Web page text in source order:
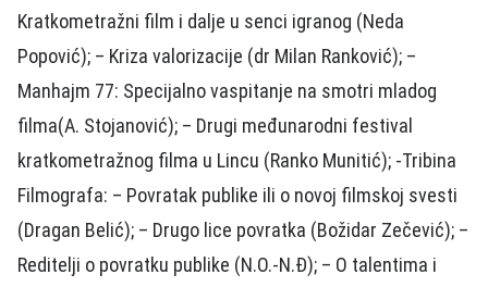
Kratkometražni film i dalje u senci igranog (Neda
Popović); – Kriza valorizacije (dr Milan Ranković); –
Manhajm 77: Specijalno vaspitanje na smotri mladog
filma(A. Stojanović); – Drugi međunarodni festival
kratkometražnog filma u Lincu (Ranko Munitić); -Tribina
Filmografa: – Povratak publike ili o novoj filmskoj svesti
(Dragan Belić); – Drugo lice povratka (Božidar Zečević); –
Reditelji o povratku publike (N.O.-N.Đ); – O talentima i